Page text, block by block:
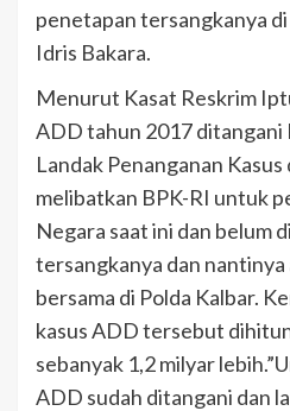
penetapan tersangkanya
Idris Bakara.
Menurut Kasat Reskrim
ADD tahun 2017 ditangani
Landak Penanganan
melibatkan BPK-RI untuk
Negara saat ini dan belum
tersangkanya dan
bersama di Polda Kalbar.
kasus ADD tersebut
sebanyak 1,2 milyar
ADD sudah ditangani dan